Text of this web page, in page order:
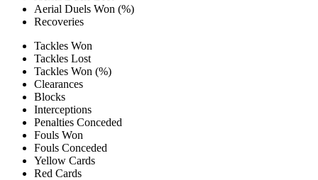
Aerial Duels Won (%)
Recoveries
Tackles Won
Tackles Lost
Tackles Won (%)
Clearances
Blocks
Interceptions
Penalties Conceded
Fouls Won
Fouls Conceded
Yellow Cards
Red Cards